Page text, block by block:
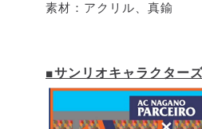
素材：アクリル、真鍮
■サンリオキャラクター